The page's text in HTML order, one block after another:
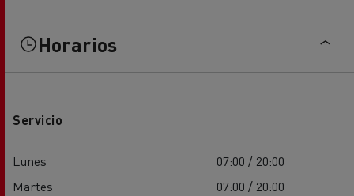
Horarios
Servicio
Lunes
07:00 / 20:00
Martes
07:00 / 20:00